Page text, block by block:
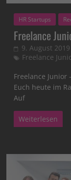
HR Startups
Freelance
9. August 2019
Freelance
Freelance Junior
Euch heute im
Auf
Weiterlesen